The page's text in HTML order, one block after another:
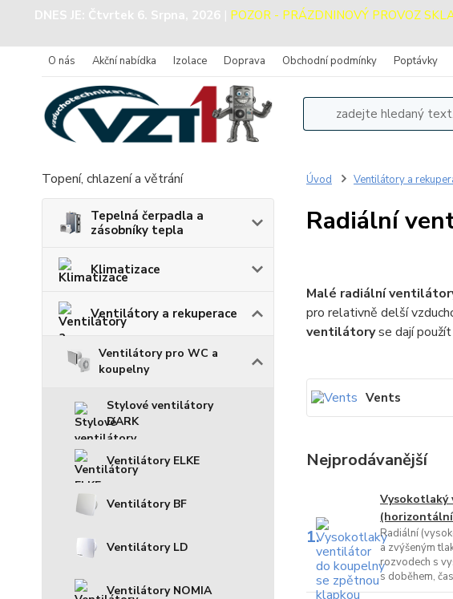
DNES JE: Čtvrtek 6. Srpna, 2026 | POZOR - PRÁZDNINOVÝ PROVOZ
O nás Akční nabídka Izolace Doprava Obchodní podmínky Poptávky
Topení, chlazení a větrání
Tepelná čerpadla a
zásobníky tepla
Klimatizace
Ventilátory a rekuperace
Ventilátory pro WC a
koupelny
Stylové ventilátory
DARK
Ventilátory ELKE
Ventilátory BF
Ventilátory LD
Ventilátory NOMIA
Úvod Ventilátory a
Radiální
Malé radiální
pro relativně delší
ventilátoryse dají
Vents
Nejprodávanější
1.
Vysokotlaký
Radiální
a zvýšeným
rozvodech s
s doběhem,